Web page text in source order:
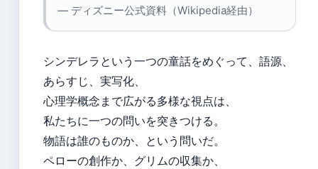
— ディズニー公式資料（Wikipedia経由）
シンデレラという一つの童話をめぐって、語源、
あらすじ、実写化、
心理学概念まで広がる多様な視点は、
私たちに一つの問いを突きつける。
物語は誰のものか、という問いだ。
ペローの創作か、グリムの収集か、